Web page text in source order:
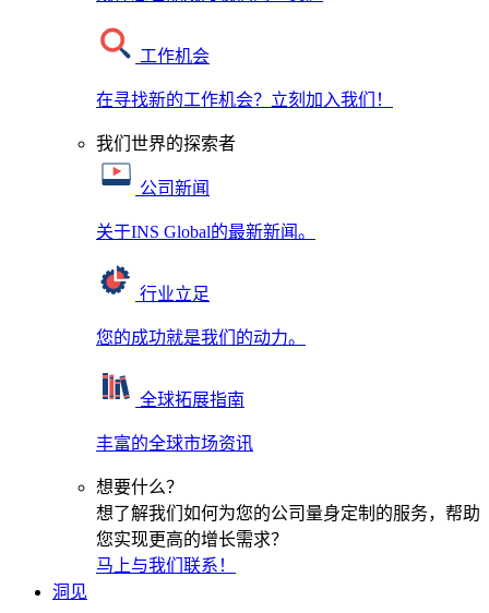
工作机会
在寻找新的工作机会？立刻加入我们！
我们世界的探索者
公司新闻
关于INS Global的最新新闻。
行业立足
您的成功就是我们的动力。
全球拓展指南
丰富的全球市场资讯
想要什么？
想了解我们如何为您的公司量身定制的服务，帮助
您实现更高的增长需求？
马上与我们联系！
洞见